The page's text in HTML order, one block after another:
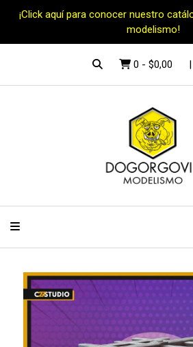
¡Click aquí para conocer nuestro
modelismo!
0 - $0,00